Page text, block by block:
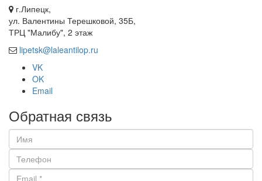
г.Липецк,
ул. Валентины Терешковой, 35Б,
ТРЦ "Малибу", 2 этаж
lipetsk@laleantilop.ru
VK
OK
Email
Обратная связь